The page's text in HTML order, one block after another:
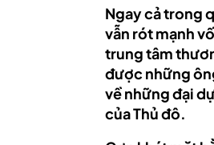
Ngay cả trong
vẫn rót mạnh
trung tâm
được những
về những đại
của Thủ đô.